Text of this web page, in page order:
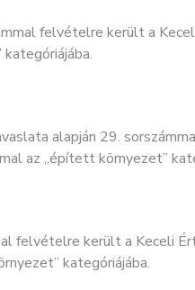
felvételre került a
alapján 29.
az „épített környezet”
felvételre került a Keceli
kategóriájába.